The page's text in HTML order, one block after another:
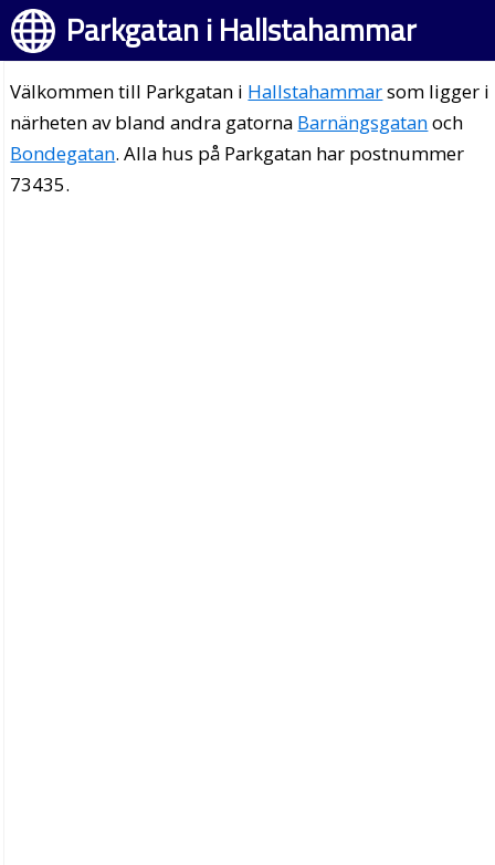
Parkgatan i Hallstahammar
Välkommen till Parkgatan i Hallstahammarsom ligger i
närheten av bland andra gatorna Barnängsgatanoch
Bondegatan. Alla hus på Parkgatan har postnummer
73435.